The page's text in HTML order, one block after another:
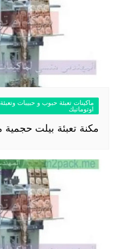
ماكينات تعبئة حبوب و حبيبات
اوتوماتيك
مكنة تعبئة بيلت حجمية